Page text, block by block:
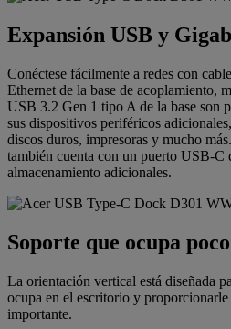
Expansión USB y
Conéctese fácilmente a redes con
Ethernet de la base de acoplamiento,
USB 3.2 Gen 1 tipo A de la base son
sus dispositivos periféricos
discos duros, impresoras y mucho
también cuenta con un puerto USB-C
almacenamiento adicionales.
Soporte que ocupa
La orientación vertical está diseñada
ocupa en el escritorio y proporcionarle
importante.